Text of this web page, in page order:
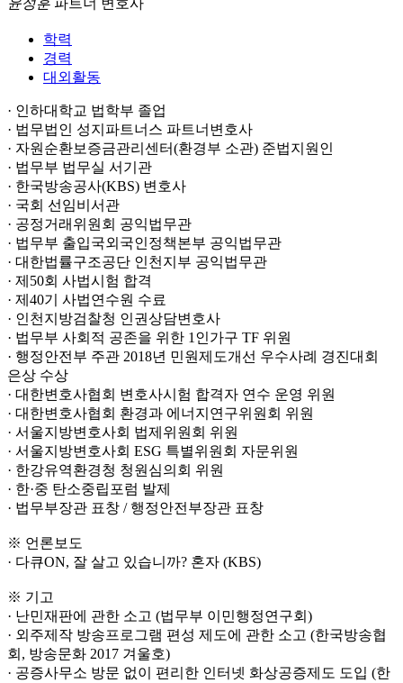
학력
경력
대외활동
· 인하대학교 법학부 졸업
· 법무법인 성지파트너스 파트너변호사
· 자원순환보증금관리센터(환경부 소관) 준법지원인
· 법무부 법무실 서기관
· 한국방송공사(KBS) 변호사
· 국회 선임비서관
· 공정거래위원회 공익법무관
· 법무부 출입국외국인정책본부 공익법무관
· 대한법률구조공단 인천지부 공익법무관
· 제50회 사법시험 합격
· 제40기 사법연수원 수료
· 인천지방검찰청 인권상담변호사
· 법무부 사회적 공존을 위한 1인가구 TF 위원
· 행정안전부 주관 2018년 민원제도개선 우수사례 경진대회
은상 수상
· 대한변호사협회 변호사시험 합격자 연수 운영 위원
· 대한변호사협회 환경과 에너지연구위원회 위원
· 서울지방변호사회 법제위원회 위원
· 서울지방변호사회 ESG 특별위원회 자문위원
· 한강유역환경청 청원심의회 위원
· 한·중 탄소중립포럼 발제
· 법무부장관 표창 / 행정안전부장관 표창
※ 언론보도
· 다큐ON, 잘 살고 있습니까? 혼자 (KBS)
※ 기고
· 난민재판에 관한 소고 (법무부 이민행정연구회)
· 외주제작 방송프로그램 편성 제도에 관한 소고 (한국방송협
회, 방송문화 2017 겨울호)
· 공증사무소 방문 없이 편리한 인터넷 화상공증제도 도입 (한